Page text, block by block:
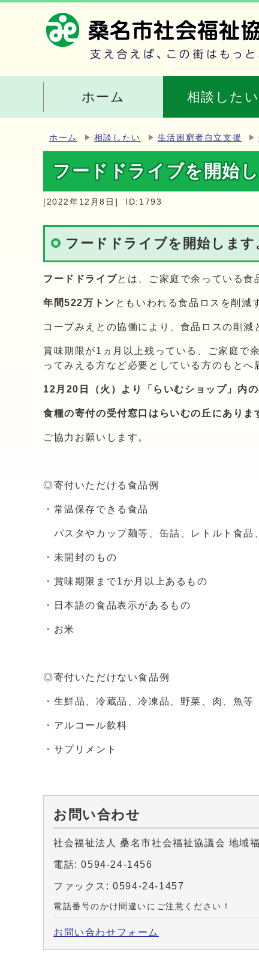
ホーム 相談したい
ホーム 相談したい 生活困窮者自立支援
フードドライブを開始
[2022年12月8日] ID:1793
フードドライブを開始します
フードドライブとは、ご家庭で余っている食
年間522万トン ともいわれる食品ロスを削減
コープみえとの協働により、食品ロスの削減
賞味期限が1ヵ月以上残っている、ご家庭で
ってみえる方など必要としている方のもとへ
12月20日（火）より「らいむショップ」内
食糧の寄付の受付窓口はらいむの丘にありま
ご協力お願いします。
◎寄付いただける食品例
・常温保存できる食品
パスタやカップ麺等、缶詰、レトルト食品
・未開封のもの
・賞味期限まで1か月以上あるもの
・日本語の食品表示があるもの
・お米
◎寄付いただけない食品例
・生鮮品、冷蔵品、冷凍品、野菜、肉、魚等
・アルコール飲料
・サプリメント
お問い合わせ
社会福祉法人 桑名市社会福祉協議会 地域
電話: 0594-24-1456
ファックス: 0594-24-1457
電話番号のかけ間違いにご注意ください！
お問い合わせフォーム